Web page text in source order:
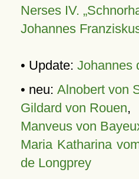
Nerses IV.
Johannes
• Update: Johannes
• neu: Alnobert von
Gildard von Rouen,
Manveus von
Maria Katharina
de Longprey